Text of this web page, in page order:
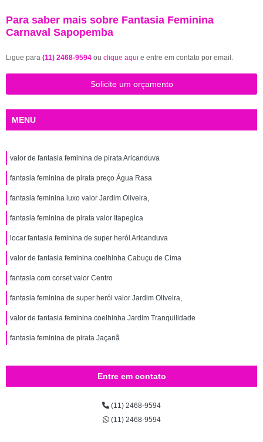
Para saber mais sobre Fantasia Feminina
Carnaval Sapopemba
Ligue para (11) 2468-9594 ou clique aqui e entre em contato por email.
Solicite um orçamento
MENU
valor de fantasia feminina de pirata Aricanduva
fantasia feminina de pirata preço Água Rasa
fantasia feminina luxo valor Jardim Oliveira,
fantasia feminina de pirata valor Itapegica
locar fantasia feminina de super herói Aricanduva
valor de fantasia feminina coelhinha Cabuçu de Cima
fantasia com corset valor Centro
fantasia feminina de super herói valor Jardim Oliveira,
valor de fantasia feminina coelhinha Jardim Tranquilidade
fantasia feminina de pirata Jaçanã
Entre em contato
(11) 2468-9594
(11) 2468-9594